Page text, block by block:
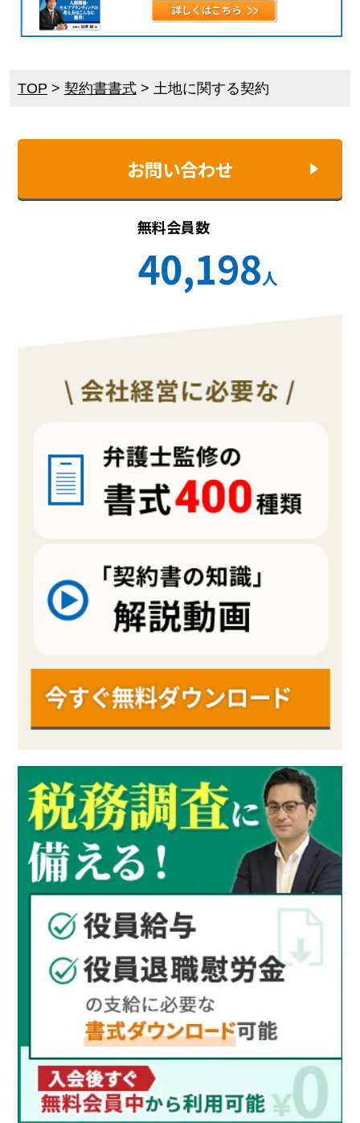
TOP > 契約書書式> 土地に関する契約
お問い合わせ
無料会員数
40,198人